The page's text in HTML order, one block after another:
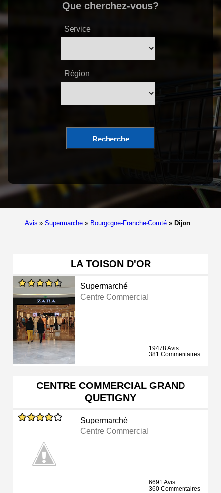
Que cherchez-vous?
Service
Région
Recherche
Avis » Supermarche » Bourgogne-Franche-Comté » Dijon
LA TOISON D'OR
Supermarché
Centre Commercial
19478 Avis
381 Commentaires
CENTRE COMMERCIAL GRAND
QUETIGNY
Supermarché
Centre Commercial
6691 Avis
360 Commentaires